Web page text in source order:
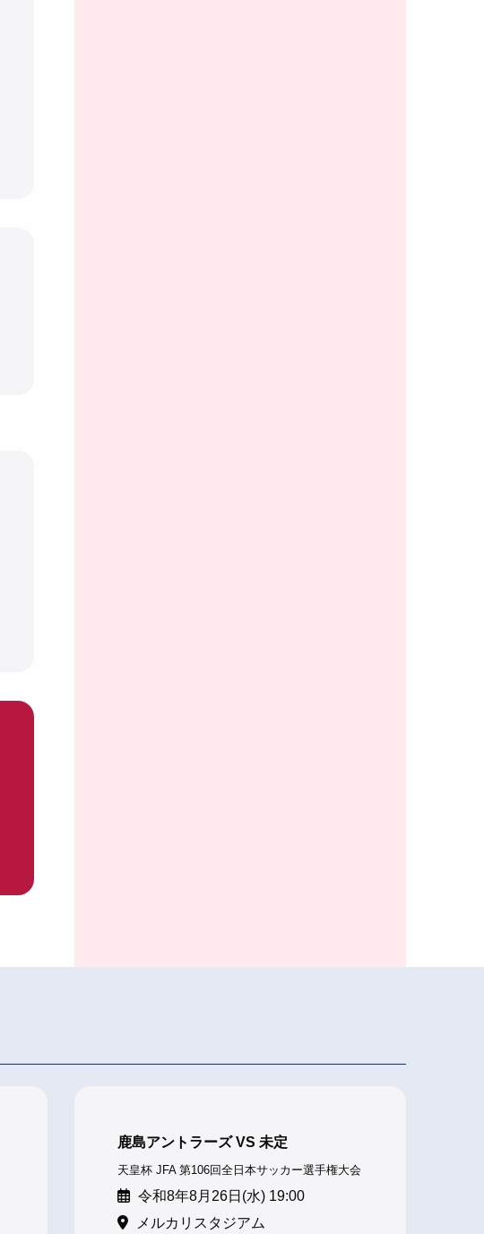
鹿島アントラーズ VS 未定
天皇杯 JFA 第106回全日本サッカー選手権大会
令和8年8月26日(水) 19:00
メルカリスタジアム